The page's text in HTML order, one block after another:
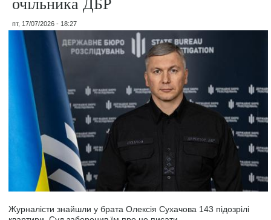
пт, 17/07/2026 - 18:27
Журналісти знайшли у брата Олексія Сухачова 143 підозрілі